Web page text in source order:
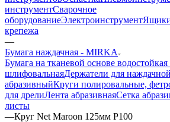
инструментСварочное
оборудованиеЭлектроинструмент
крепежа
—
Бумага наждачная - MIRKA
Бумага на тканевой основе
шлифовальнаяДержатели для
абразивныйКруги полировальные,
для дрелиЛента абразивнаяСетка
листы
—Круг Net Maroon 125мм Р100